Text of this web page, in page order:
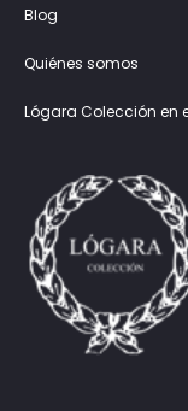
Blog
Quiénes somos
Lógara Colección en